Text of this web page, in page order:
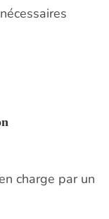
charge par un